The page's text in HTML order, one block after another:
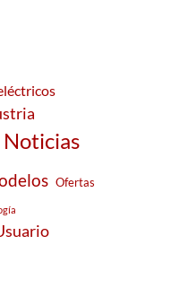
Noticias
Ofertas